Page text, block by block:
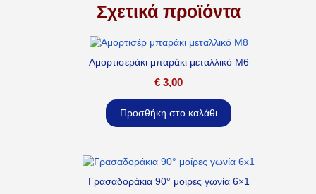
Σχετικά προϊόντα
Αμορτισεράκι μπαράκι μεταλλικό M6
€ 3,00
Προσθήκη στο καλάθι
Γρασαδοράκια 90° μοίρες γωνία 6×1